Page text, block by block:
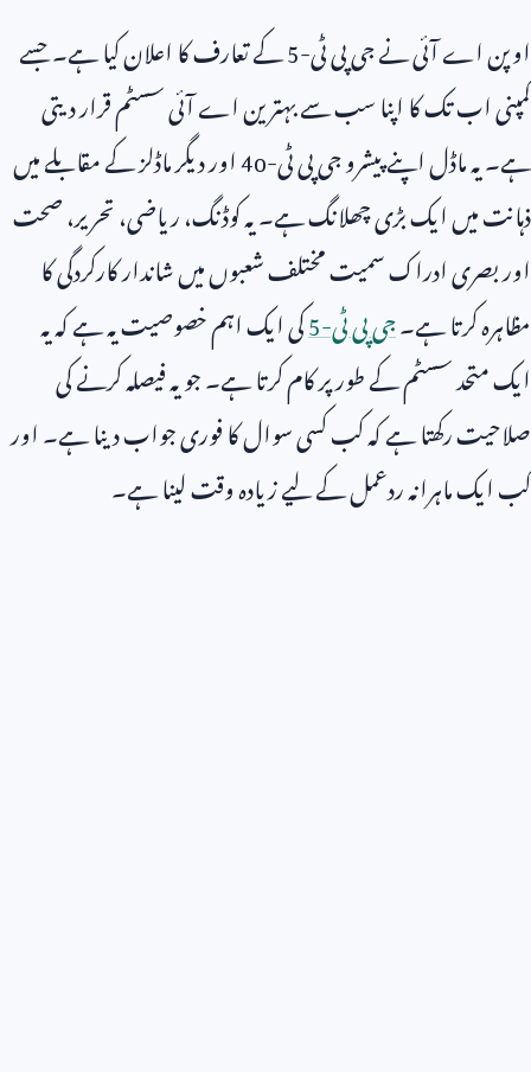
اوپن اے آئی نے جی پی ٹی-5کے تعارف کا اعلان کیا ہے۔ جسے
کمپنی اب تک کا اپنا سب سے بہترین اے آئی سسٹم قرار دیتی
ہے۔ یہ ماڈل اپنے پیشرو جی پی ٹی-4oاور دیگر ماڈلز کے مقابلے میں
ذہانت میں ایک بڑی چھلانگ ہے۔ یہ کوڈنگ، ریاضی، تحریر، صحت
اور بصری ادراک سمیت مختلف شعبوں میں شاندار کارکردگی کا
مظاہرہ کرتا ہے۔جی پی ٹی-5کی ایک اہم خصوصیت یہ ہے کہ یہ
ایک متحد سسٹم کے طور پر کام کرتا ہے۔ جو یہ فیصلہ کرنے کی
صلاحیت رکھتا ہے کہ کب کسی سوال کا فوری جواب دینا ہے۔ اور
کب ایک ماہرانہ ردعمل کے لیے زیادہ وقت لینا ہے۔